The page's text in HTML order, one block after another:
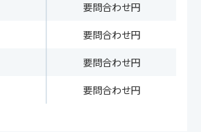
要問合わせ円
要問合わせ円
要問合わせ円
要問合わせ円